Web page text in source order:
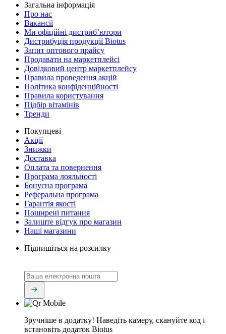
Загальна інформація
Про нас
Вакансії
Ми офіційні дистриб’ютори
Дистрибуція продукції Biotus
Запит оптового прайсу
Продавати на маркетплейсі
Довідковий центр маркетплейсу
Правила проведення акцій
Політика конфіденційності
Правила користування
Підбір вітамінів
Тренди
Покупцеві
Акції
Знижки
Доставка
Оплата та повернення
Програма лояльності
Бонусна програма
Реферальна програма
Гарантія якості
Поширені питання
Залиште відгук про магазин
Наші магазини
Підпишіться на розсилку
Зручніше в додатку! Наведіть камеру, скануйте код і
встановіть додаток Biotus